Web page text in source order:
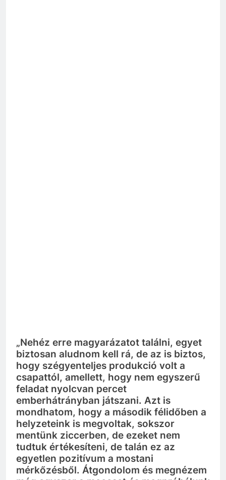
„Nehéz erre magyarázatot találni, egyet
biztosan aludnom kell rá, de az is biztos,
hogy szégyenteljes produkció volt a
csapattól, amellett, hogy nem egyszerű
feladat nyolcvan percet
emberhátrányban játszani. Azt is
mondhatom, hogy a második félidőben a
helyzeteink is megvoltak, sokszor
mentünk ziccerben, de ezeket nem
tudtuk értékesíteni, de talán ez az
egyetlen pozitívum a mostani
mérkőzésből. Átgondolom és megnézem